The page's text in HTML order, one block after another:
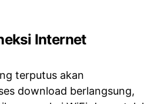
Internet
terputus akan
download berlangsung,